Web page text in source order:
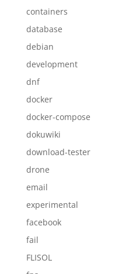
containers
database
debian
development
dnf
docker
docker-compose
dokuwiki
download-tester
drone
email
experimental
facebook
fail
FLISOL